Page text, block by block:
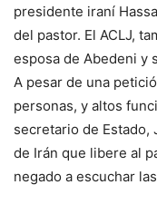
presidente iraní
del pastor. El ACLJ,
esposa de Abedeni y
A pesar de una
personas, y altos
secretario de
de Irán que libere al
negado a escuchar